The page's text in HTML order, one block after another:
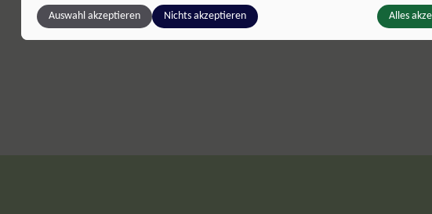
Kinderbetreuung
Auswahl akzeptieren Nichts akzeptieren Alles